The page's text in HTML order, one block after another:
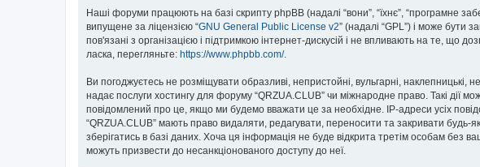
Наші форуми працюють на базі скрипту phpBB (надалі “вони”, “їхнє”, “програмне
випущене за ліцензією “GNU General Public License v2” (надалі “GPL”) і може бути
пов'язані з організацією і підтримкою інтернет-дискусій і не впливають на те, що
ласка, перегляньте: https://www.phpbb.com/.
Ви погоджуєтесь не розміщувати образливі, непристойні, вульгарні, наклепницькі,
надає послуги хостингу для форуму “QRZUA.CLUB” чи міжнародне право. Такі дії
повідомлений про це, якщо ми будемо вважати це за необхідне. IP-адреси усіх
“QRZUA.CLUB” мають право видаляти, редагувати, переносити та закривати будь-
зберігатись в базі даних. Хоча ця інформація не буде відкрита третім особам без
можуть призвести до несанкціонованого доступу до неї.